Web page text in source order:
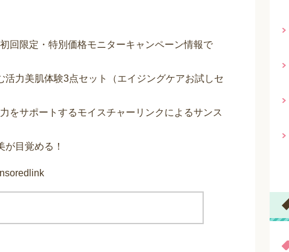
回限定・特別価格モニターキャンペーン情報で
力美肌体験3点セット（エイジングケアお試しセ
をサポートするモイスチャーリンクによるサンス
目覚める！